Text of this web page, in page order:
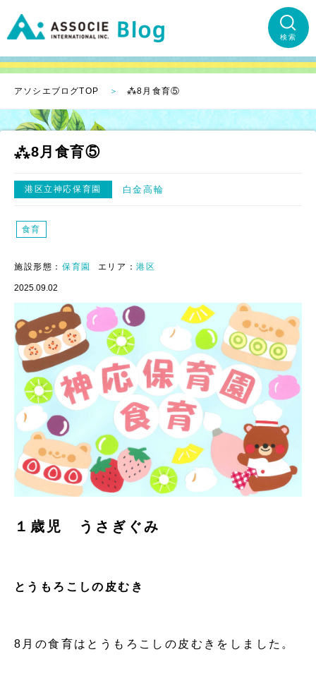
検索
アソシエブログTOP ⁂8月食育⑤
⁂8月食育⑤
港区立神応保育園 白金高輪
食育
施設形態： 保育園 エリア：港区
2025.09.02
１歳児 うさぎぐみ
とうもろこしの皮むき
8月の食育はとうもろこしの皮むきをしました。